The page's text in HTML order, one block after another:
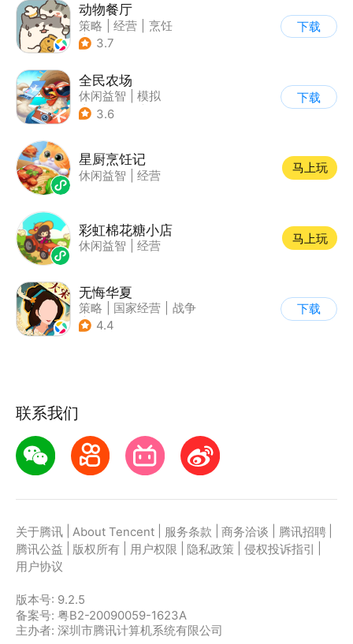
动物餐厅
策略 经营
烹饪
| 宠物
3.7
下载
全民农场
休闲益智
模拟
| 田园生活
3.6
下载
星厨烹饪记
休闲益智 经营
马上玩
彩虹棉花糖小店
休闲益智 经营
马上玩
无悔华夏
策略 国家经营
战争
| 中国风
4.4
下载
联系我们
关于腾讯 About Tencent 服务条款 商务洽谈 腾讯招聘
腾讯公益
版权所有 用户权限 隐私政策 侵权投诉指引
用户协议
版本号: 9.2.5
备案号: 粤B2-20090059-1623A
主办者: 深圳市腾讯计算机系统有限公司